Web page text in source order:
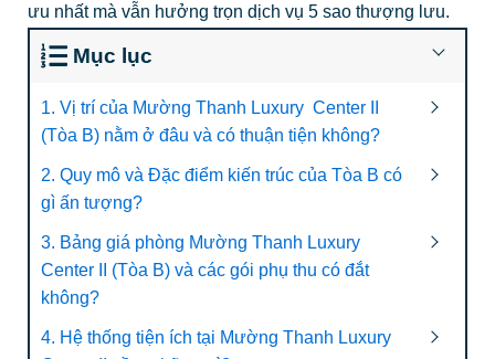
ưu nhất mà vẫn hưởng trọn dịch vụ 5 sao thượng lưu.
Mục lục
1. Vị trí của Mường Thanh Luxury Center II
(Tòa B) nằm ở đâu và có thuận tiện không?
2. Quy mô và Đặc điểm kiến trúc của Tòa B có
gì ấn tượng?
3. Bảng giá phòng Mường Thanh Luxury
Center II (Tòa B) và các gói phụ thu có đắt
không?
4. Hệ thống tiện ích tại Mường Thanh Luxury